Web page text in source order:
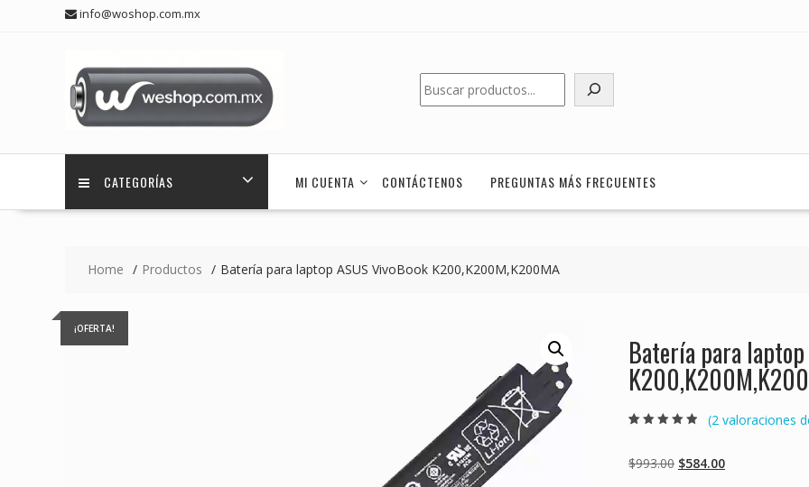
info@woshop.com.mx
Buscar
CATEGORÍAS MI CUENTA CONTÁCTENOS PREGUNTAS MÁS FRECUENTES
Home Productos Batería para laptop ASUS VivoBook K200,K200M,K200MA
¡OFERTA!
Batería para
basado en
puntuaciones
(2 valoraciones
$993.00 Original
$584.00Current